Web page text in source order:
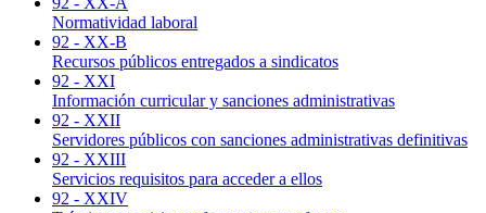
Normatividad laboral
92 - XX-B
Recursos públicos entregados a sindicatos
92 - XXI
Información curricular y sanciones administrativas
92 - XXII
Servidores públicos con sanciones administrativas definitivas
92 - XXIII
Servicios requisitos para acceder a ellos
92 - XXIV